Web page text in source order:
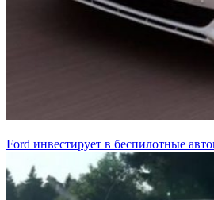
Ford инвестирует в беспилотные